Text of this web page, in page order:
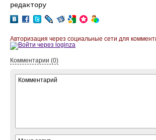
редактору
Авторизация через социальные сети для
Комментарии (0)